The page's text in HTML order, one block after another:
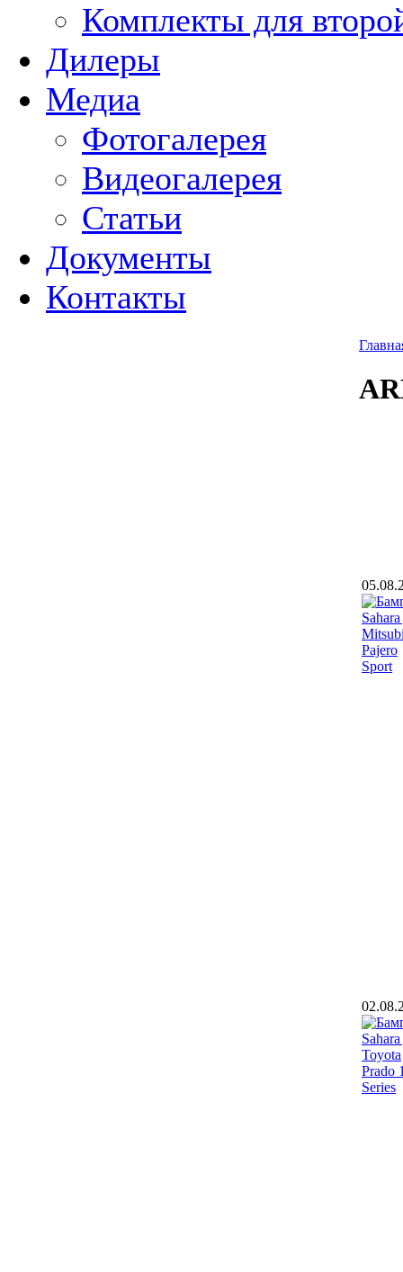
Комплекты для
Дилеры
Медиа
Фотогалерея
Видеогалерея
Статьи
Документы
Контакты